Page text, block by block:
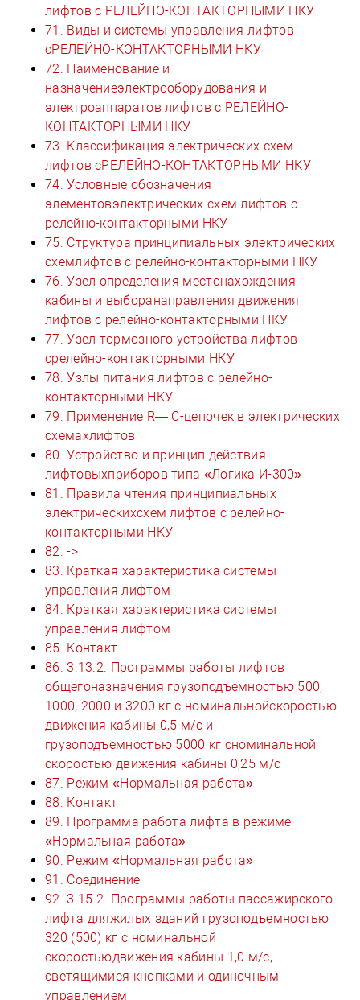
лифтов с РЕЛЕЙНО-КОНТАКТОРНЫМИ НКУ
71. Виды и системы управления лифтов
сРЕЛЕЙНО-КОНТАКТОРНЫМИ НКУ
72. Наименование и
назначениеэлектрооборудования и
электроаппаратов лифтов с РЕЛЕЙНО-
КОНТАКТОРНЫМИ НКУ
73. Классификация электрических схем
лифтов сРЕЛЕЙНО-КОНТАКТОРНЫМИ НКУ
74. Условные обозначения
элементовэлектрических схем лифтов с
релейно-контакторными НКУ
75. Структура принципиальных электрических
схемлифтов с релейно-контакторными НКУ
76. Узел определения местонахождения
кабины и выборанаправления движения
лифтов с релейно-контакторными НКУ
77. Узел тормозного устройства лифтов
срелейно-контакторными НКУ
78. Узлы питания лифтов с релейно-
контакторными НКУ
79. Применение R— С-цепочек в электрических
схемахлифтов
80. Устройство и принцип действия
лифтовыхприборов типа «Логика И-300»
81. Правила чтения принципиальных
электрическихсхем лифтов с релейно-
контакторными НКУ
82. ->
83. Краткая характеристика системы
управления лифтом
84. Краткая характеристика системы
управления лифтом
85. Контакт
86. 3.13.2. Программы работы лифтов
общегоназначения грузоподъемностью 500,
1000, 2000 и 3200 кг с номинальнойскоростью
движения кабины 0,5 м/с и
грузоподъемностью 5000 кг сноминальной
скоростью движения кабины 0,25 м/с
87. Режим «Нормальная работа»
88. Контакт
89. Программа работа лифта в режиме
«Нормальная работа»
90. Режим «Нормальная работа»
91. Соединение
92. 3.15.2. Программы работы пассажирского
лифта дляжилых зданий грузоподъемностью
320 (500) кг с номинальной
скоростьюдвижения кабины 1,0 м/с,
светящимися кнопками и одиночным
управлением